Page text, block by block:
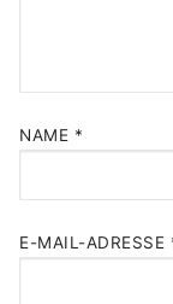
NAME *
E-MAIL-ADRESSE